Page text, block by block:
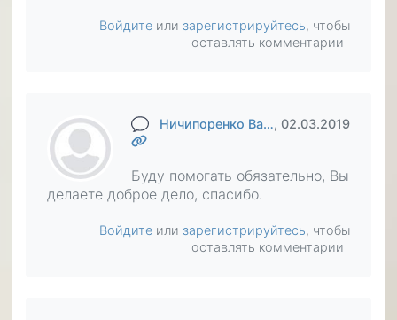
Войдите или зарегистрируйтесь, чтобы
оставлять комментарии
Ничипоренко Ва…, 02.03.2019
Буду помогать обязательно, Вы
делаете доброе дело, спасибо.
Войдите или зарегистрируйтесь, чтобы
оставлять комментарии